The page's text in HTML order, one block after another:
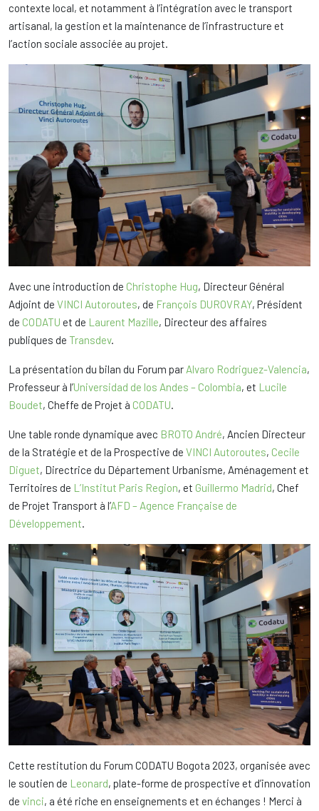
contexte local, et notamment à l’intégration avec le transport
artisanal, la gestion et la maintenance de l’infrastructure et
l’action sociale associée au projet.
Avec une introduction de Christophe Hug, Directeur Général
Adjoint de VINCI Autoroutes, de François DUROVRAY, Président
de CODATU et de Laurent Mazille, Directeur des affaires
publiques de Transdev.
La présentation du bilan du Forum par Alvaro Rodriguez-Valencia,
Professeur à l’Universidad de los Andes – Colombia, et Lucile
Boudet, Cheffe de Projet à CODATU
Une table ronde dynamique avec BROTO André, Ancien Directeur
de la Stratégie et de la Prospective de VINCI Autoroutes, Cecile
Diguet, Directrice du Département Urbanisme, Aménagement et
Territoires de L’Institut Paris Region, et Guillermo Madrid, Chef
de Projet Transport à l’AFD – Agence Française de
Développement
Cette restitution du Forum CODATU Bogota 2023, organisée avec
le soutien de Leonard, plate-forme de prospective et d’innovation
de vinci, a été riche en enseignements et en échanges ! Merci à